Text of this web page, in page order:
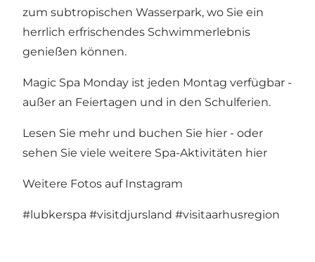
zum subtropischen Wasserpark, wo Sie ein
herrlich erfrischendes Schwimmerlebnis
genießen können.
Magic Spa Monday ist jeden Montag verfügbar -
außer an Feiertagen und in den Schulferien.
Lesen Sie mehr und buchen Sie hier - oder
sehen Sie viele weitere Spa-Aktivitäten hier
Weitere Fotos auf Instagram
#lubkerspa #visitdjursland #visitaarhusregion